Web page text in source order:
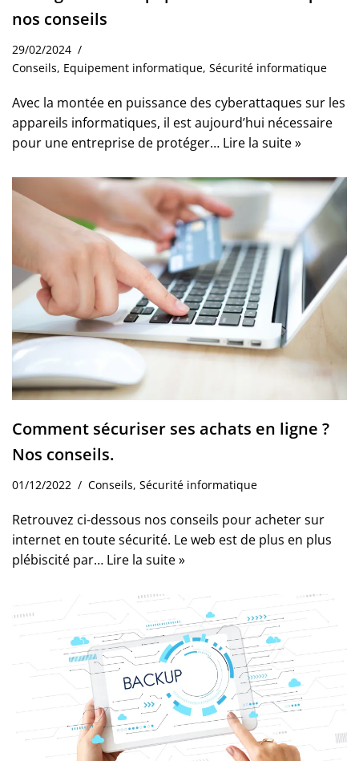
nos conseils
29/02/2024
Conseils, Equipement informatique, Sécurité informatique
Avec la montée en puissance des cyberattaques sur les
appareils informatiques, il est aujourd’hui nécessaire
pour une entreprise de protéger… Lire la suite »
Comment sécuriser ses achats en ligne ?
Nos conseils.
01/12/2022 Conseils, Sécurité informatique
Retrouvez ci-dessous nos conseils pour acheter sur
internet en toute sécurité. Le web est de plus en plus
plébiscité par… Lire la suite »